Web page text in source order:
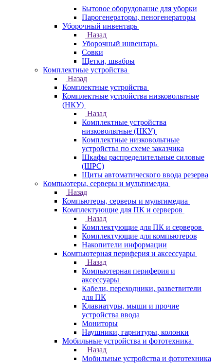
Бытовое оборудование для уборки
Парогенераторы, пеногенераторы
Уборочный инвентарь
Назад
Уборочный инвентарь
Совки
Щетки, швабры
Комплектные устройства
Назад
Комплектные устройства
Комплектные устройства низковольтные
(НКУ)
Назад
Комплектные устройства
низковольтные (НКУ)
Комплектные низковольтные
устройства по схеме заказчика
Шкафы распределительные силовые
(ШРС)
Щиты автоматического ввода резерва
Компьютеры, серверы и мультимедиа
Назад
Компьютеры, серверы и мультимедиа
Комплектующие для ПК и серверов
Назад
Комплектующие для ПК и серверов
Комплектующие для компьютеров
Накопители информации
Компьютерная периферия и аксессуары
Назад
Компьютерная периферия и
аксессуары
Кабели, переходники, разветвители
для ПК
Клавиатуры, мыши и прочие
устройства ввода
Мониторы
Наушники, гарнитуры, колонки
Мобильные устройства и фототехника
Назад
Мобильные устройства и фототехника